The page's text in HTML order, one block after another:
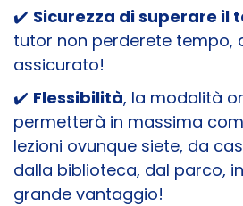
✔️ Sicurezza di superare il
tutor non perderete tempo,
assicurato!
✔️ Flessibilità, la modalità
permetterà in massima
lezioni ovunque siete, da
dalla biblioteca, dal parco,
grande vantaggio!